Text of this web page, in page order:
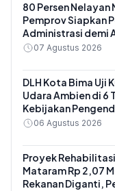
80 Persen Nelayan
Pemprov Siapkan
Administrasi demi
07 Agustus 2026
DLH Kota Bima Uji
Udara Ambien di 6
Kebijakan
06 Agustus 2026
Proyek
Mataram Rp 2,07
Rekanan Diganti,